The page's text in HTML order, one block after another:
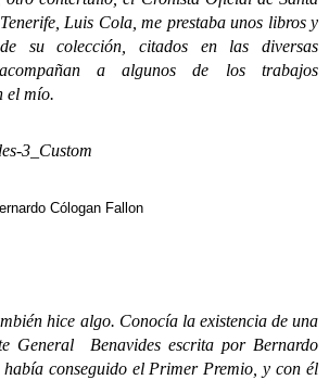
Luis Cola, me prestaba unos libros y
su colección, citados en las diversas
a algunos de los trabajos
el mío.
Cólogan Fallon
hice algo. Conocía la existencia de una
General Benavides escrita por Bernardo
conseguido el Primer Premio, y con él